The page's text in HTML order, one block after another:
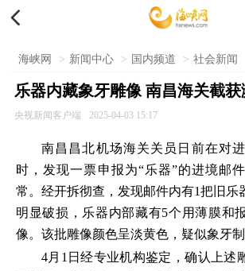

海峡网 > 新闻中心 > 国内频道 > 社会新闻
乐器内藏象牙雕像 南昌海关截
央视新闻客户端 2025-04-03 15:17
南昌昌北机场海关关员日前在对
时，发现一票申报为“乐器”的进境邮
常。经开拆彻查，发现邮件内有1把旧乐
明显破损，乐器内部藏有5个用薄膜和
像。该批雕像颜色呈淡黄色，疑似象牙制
4月1日经专业机构鉴定，确认上述